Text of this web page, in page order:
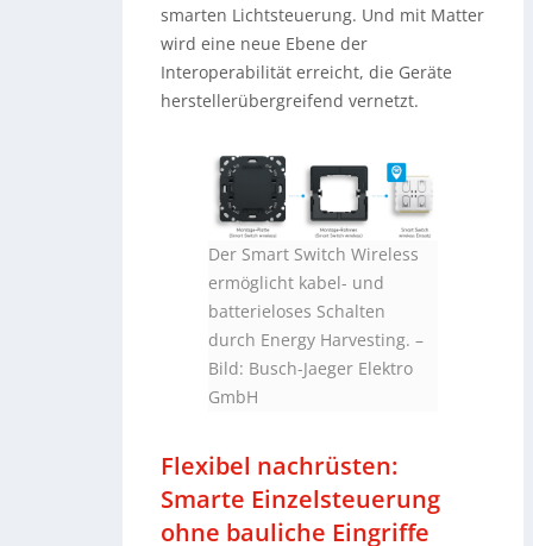
smarten Lichtsteuerung. Und mit Matter
wird eine neue Ebene der
Interoperabilität erreicht, die Geräte
herstellerübergreifend vernetzt.
Der Smart Switch Wireless
ermöglicht kabel- und
batterieloses Schalten
durch Energy Harvesting. –
Bild: Busch-Jaeger Elektro
GmbH
Flexibel nachrüsten:
Smarte Einzelsteuerung
ohne bauliche Eingriffe